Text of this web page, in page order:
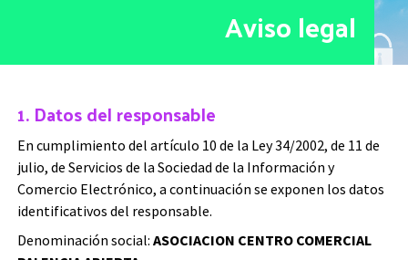
Aviso legal
1. Datos del responsable
En cumplimiento del artículo 10 de la Ley 34/2002, de 11 de
julio, de Servicios de la Sociedad de la Información y
Comercio Electrónico, a continuación se exponen los datos
identificativos del responsable.
Denominación social: ASOCIACION CENTRO COMERCIAL